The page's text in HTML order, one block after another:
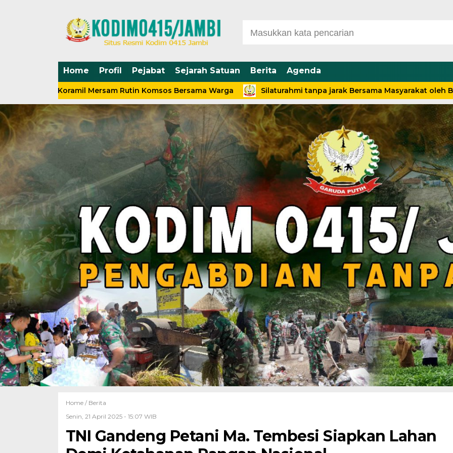
Home Profil Pejabat Sejarah Satuan Berita Agenda
Koramil Mersam Rutin Komsos Bersama Warga Silaturahmi tanpa jarak Bersama Masyarakat oleh Babinsa
Home / Berita
Senin, 21 April 2025 - 15:07 WIB
TNI Gandeng Petani Ma. Tembesi Siapkan Lahan